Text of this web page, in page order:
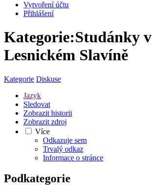
Vytvoření účtu
Přihlášení
Kategorie:Studánky v
Lesnickém Slavíně
Kategorie Diskuse
Jazyk
Sledovat
Zobrazit historii
Zobrazit zdroj
Více
Odkazuje sem
Trvalý odkaz
Informace o stránce
Podkategorie